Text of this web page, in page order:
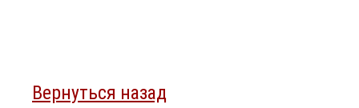
Вернуться назад